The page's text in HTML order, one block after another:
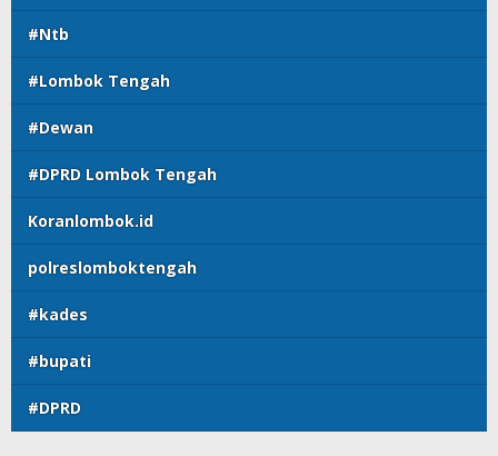
#Ntb
#Lombok Tengah
#Dewan
#DPRD Lombok Tengah
Koranlombok.id
polreslomboktengah
#kades
#bupati
#DPRD